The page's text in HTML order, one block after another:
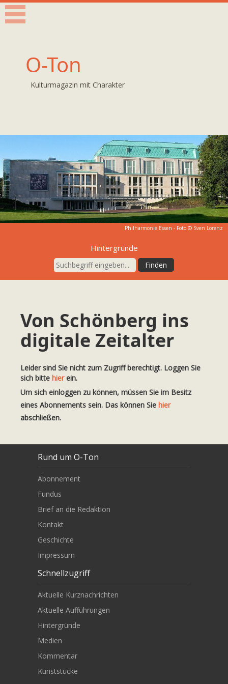
O-Ton
Kulturmagazin mit Charakter
Philharmonie Essen - Foto © Sven Lorenz
Hintergründe
Von Schönberg ins
digitale Zeitalter
Leider sind Sie nicht zum Zugriff berechtigt. Loggen Sie
sich bitte hierein.
Um sich einloggen zu können, müssen Sie im Besitz
eines Abonnements sein. Das können Sie hier
abschließen.
Rund um O-Ton
Abonnement
Fundus
Brief an die Redaktion
Kontakt
Geschichte
Impressum
Schnellzugriff
Aktuelle Kurznachrichten
Aktuelle Aufführungen
Hintergründe
Medien
Kommentar
Kunststücke